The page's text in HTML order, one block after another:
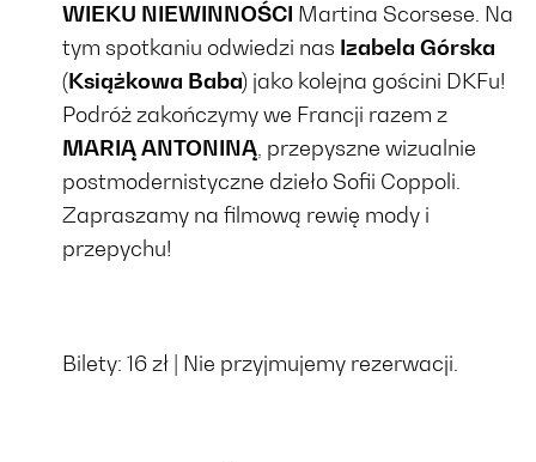
WIEKU NIEWINNOŚCI Martina Scorsese. Na
tym spotkaniu odwiedzi nas Izabela Górska
(Książkowa Baba) jako kolejna gościni DKFu!
Podróż zakończymy we Francji razem z
MARIĄ ANTONINĄ, przepyszne wizualnie
postmodernistyczne dzieło Sofii Coppoli.
Zapraszamy na filmową rewię mody i
przepychu!
Bilety: 16 zł | Nie przyjmujemy rezerwacji.